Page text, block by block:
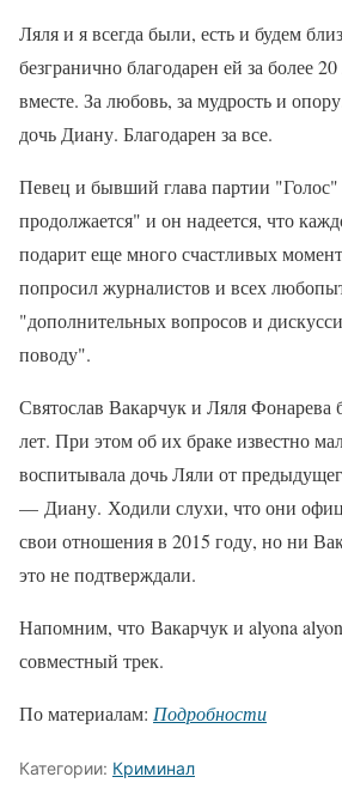
Ляля и я всегда были, есть и будем
безгранично благодарен ей за более
вместе. За любовь, за мудрость и
дочь Диану. Благодарен за все.
Певец и бывший глава партии
продолжается" и он надеется, что
подарит еще много счастливых
попросил журналистов и всех
"дополнительных вопросов и
поводу".
Святослав Вакарчук и Ляля Фонарева
лет. При этом об их браке известно
воспитывала дочь Ляли от
— Диану. Ходили слухи, что они
свои отношения в 2015 году, но ни
это не подтверждали.
Напомним, что Вакарчук и alyona
совместный трек.
По материалам: Подробности
Категории: Криминал